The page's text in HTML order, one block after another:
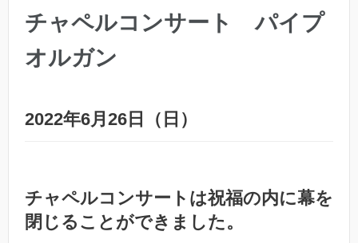
チャペルコンサート パイプ
オルガン
2022年6月26日（日）
チャペルコンサートは祝福の内に幕を
閉じることができました。